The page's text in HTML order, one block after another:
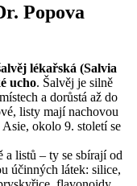
Popova
lékařská (Salvia
ucho. Šalvěj je silně
a dorůstá až do
listy mají nachovou
okolo 9. století se
a listů – ty se sbírají od
účinných látek: silice,